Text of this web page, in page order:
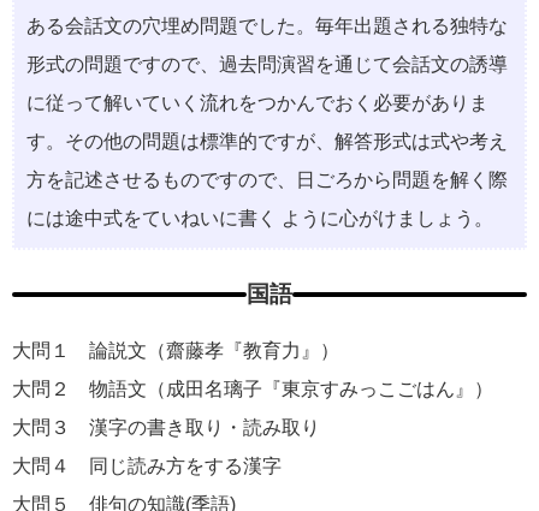
ある会話文の穴埋め問題でした。毎年出題される独特な
形式の問題ですので、過去問演習を通じて会話文の誘導
に従って解いていく流れをつかんでおく必要がありま
す。その他の問題は標準的ですが、解答形式は式や考え
方を記述させるものですので、日ごろから問題を解く際
には途中式をていねいに書く ように心がけましょう。
国語
大問１ 論説文（齋藤孝『教育力』）
大問２ 物語文（成田名璃子『東京すみっこごはん』）
大問３ 漢字の書き取り・読み取り
大問４ 同じ読み方をする漢字
大問５ 俳句の知識(季語)